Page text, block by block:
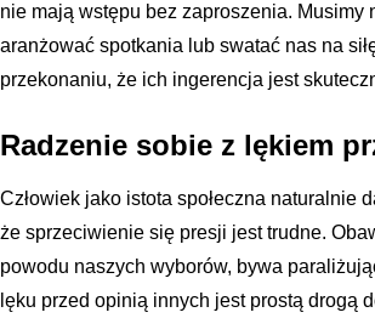
nie mają wstępu bez zaproszenia.
aranżować spotkania lub swatać nas na
przekonaniu, że ich ingerencja jest
Radzenie sobie z lękiem
Człowiek jako istota społeczna naturalnie
że sprzeciwienie się presji jest trudne.
powodu naszych wyborów, bywa
lęku przed opinią innych jest prostą drogą